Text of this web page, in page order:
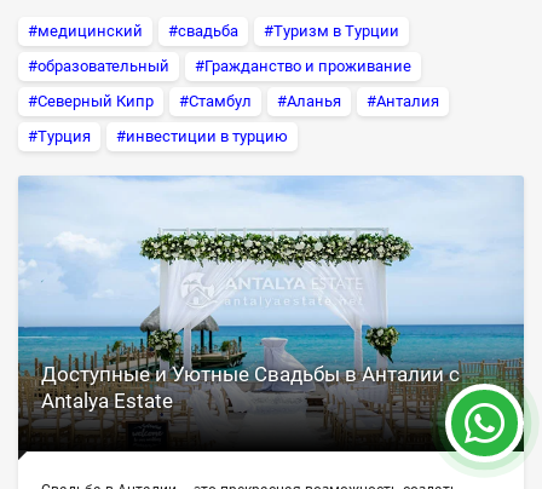
#медицинский #свадьба
#Туризм в Турции
#образовательный
#Гражданство и проживание
#Северный Кипр
#Стамбул #Аланья
#Анталия
#Турция
#инвестиции в турцию
Доступные и Уютные Свадьбы в Анталии с
Antalya Estate